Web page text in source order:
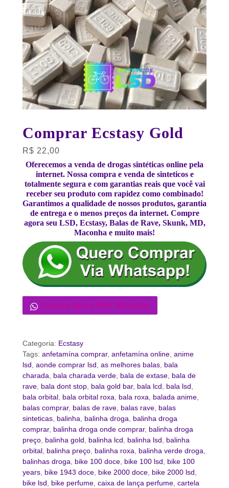
Comprar Ecstasy Gold
R$ 22,00
Oferecemos a venda de drogas sintéticas online pela
internet. Nossa compra e venda de sinteticos e
totalmente segura e com garantias reais que você vai
receber seu produto com rapidez como combinado!
Garantimos a qualidade de nossos produtos, garantia
de entrega e o menos preços da internet. Compre
agora seu LSD, Ecstasy, Balas de Rave, Skunk, MD,
Maconha e muito mais!
Compre Agora Pelo WhasApp
Categoria: Ecstasy
Tags: anfetamína comprar, anfetamína online, anime
lsd, aonde comprar lsd, as melhores balas, bala
charada, bala charada verde, bala de extase, bala de
rave, bala dont stop, bala gold bar, bala lcd, bala lsd,
bala orbital, bala orbital roxa, bala roxa, balada anime,
balas comprar, balas de rave, balas rave, balas
sinteticas, balinha, balinha droga, balinha droga
comprar, balinha droga onde comprar, balinha droga
preço, balinha gold, balinha lcd, balinha lsd, balinha
orbital, balinha preço, balinha roxa, balinha verde droga,
balinhas droga, bike 100 doce, bike 100 lsd, bike 100
years, bike 1943 doce, bike 2000 doce, bike 2000 lsd,
bike lsd, bike perfume, caixa de lança perfume, cartela